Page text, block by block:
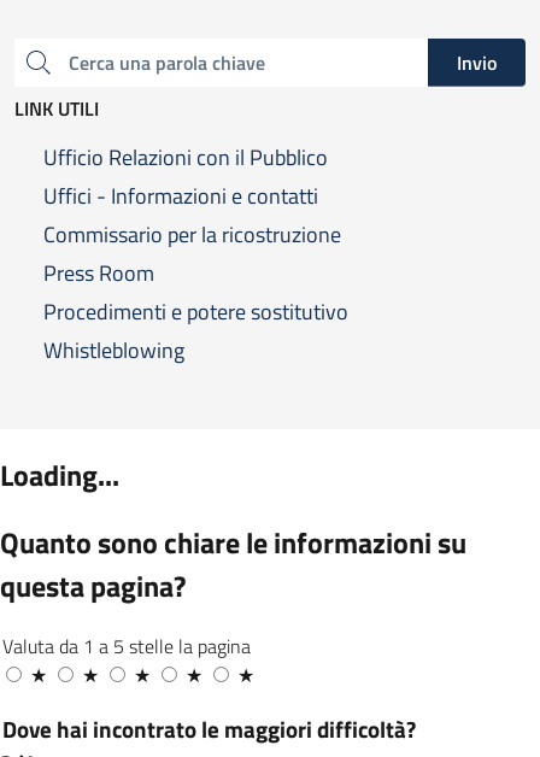
Cerca una parola chiave
Invio
LINK UTILI
Ufficio Relazioni con il Pubblico
Uffici - Informazioni e contatti
Commissario per la ricostruzione
Press Room
Procedimenti e potere sostitutivo
Whistleblowing